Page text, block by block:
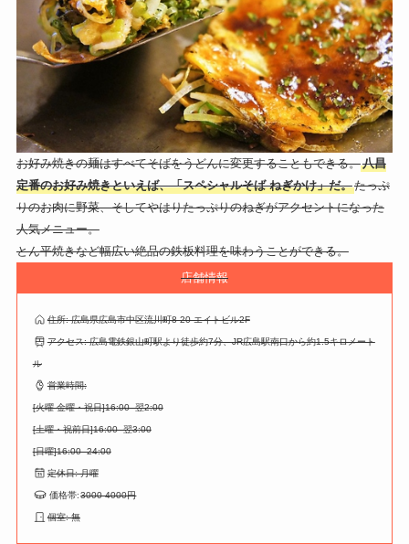
お好み焼きの麺はすべてそばをうどんに変更することもできる。八昌
定番のお好み焼きといえば、「スペシャルそば ねぎかけ」だ。たっぷ
りのお肉に野菜、そしてやはりたっぷりのねぎがアクセントになった
人気メニュー。
とん平焼きなど幅広い絶品の鉄板料理を味わうことができる。
店舗情報
住所: 広島県広島市中区流川町8-20 エイトビル2F
アクセス: 広島電鉄銀山町駅より徒歩約7分、JR広島駅南口から約1.5キロメート
ル
営業時間:
[火曜-金曜・祝日]16:00- 翌2:00
[土曜・祝前日]16:00- 翌3:00
[日曜]16:00- 24:00
定休日: 月曜
価格帯: 3000-4000円
個室: 無